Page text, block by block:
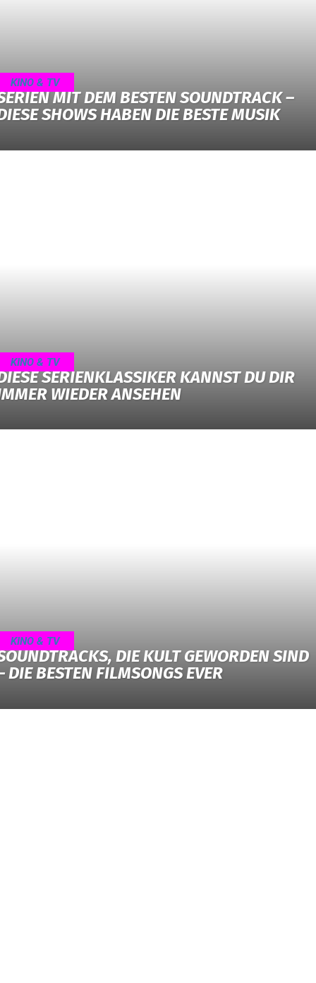
KINO & TV
MIT DEM BESTEN SOUNDTRACK –
SHOWS HABEN DIE BESTE MUSIK
KINO & TV
SERIENKLASSIKER KANNST DU DIR
WIEDER ANSEHEN
KINO & TV
DIE KULT GEWORDEN SIND
DIE BESTEN FILMSONGS EVER